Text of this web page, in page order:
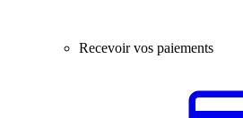
Recevoir vos paiements